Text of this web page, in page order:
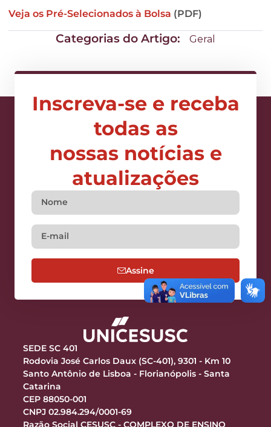
Veja os Pré-Selecionados à Bolsa (PDF)
Categorias do Artigo: Geral
Inscreva-se e receba
todas as
nossas notícias e
atualizações
Assine
SEDE SC 401
Rodovia José Carlos Daux (SC-401), 9301 - Km 10
Santo Antônio de Lisboa - Florianópolis - Santa
Catarina
CEP 88050-001
CNPJ 02.984.294/0001-69
Razão Social CESUSC - COMPLEXO DE ENSINO